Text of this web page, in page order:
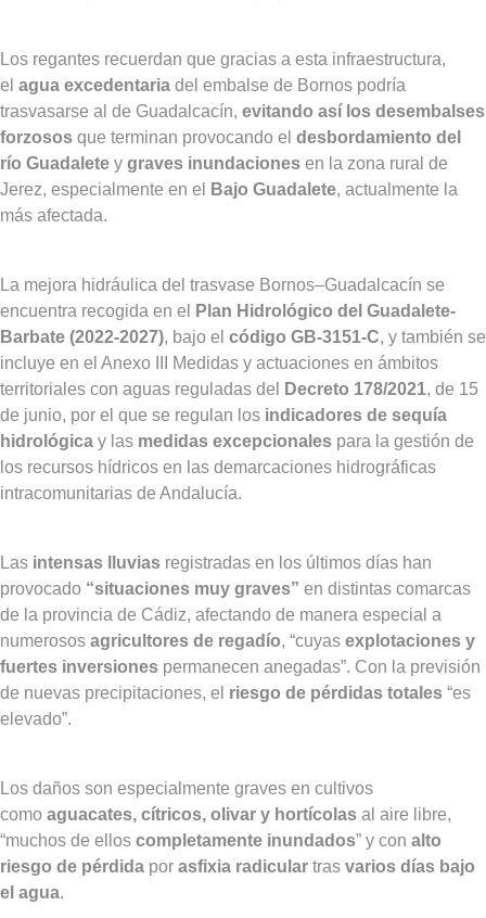
Los regantes recuerdan que gracias a esta infraestructura,
el agua excedentaria del embalse de Bornos podría
trasvasarse al de Guadalcacín, evitando así los desembalses
forzosos que terminan provocando el desbordamiento del
río Guadalete y graves inundaciones en la zona rural de
Jerez, especialmente en el
Bajo Guadalete, actualmente la
más afectada.
La mejora hidráulica del trasvase Bornos–Guadalcacín se
encuentra recogida en el
Plan Hidrológico del Guadalete-
Barbate (2022-2027), bajo el código GB-3151-C, y también se
incluye en el Anexo III Medidas y actuaciones en ámbitos
territoriales con aguas reguladas del
Decreto 178/2021, de 15
de junio, por el que se regulan los indicadores de sequía
hidrológica y las medidas excepcionales para la gestión de
los recursos hídricos en las demarcaciones hidrográficas
intracomunitarias de Andalucía.
Las intensas lluvias registradas en los últimos días han
provocado “situaciones muy graves” en distintas comarcas
de la provincia de Cádiz, afectando de manera especial a
numerosos agricultores de regadío, “cuyas explotaciones y
fuertes inversiones permanecen anegadas”. Con la previsión
de nuevas precipitaciones, el riesgo de pérdidas totales “es
elevado”.
Los daños son especialmente graves en cultivos
como aguacates, cítricos, olivar y hortícolas al aire libre,
“muchos de ellos completamente inundados” y con alto
riesgo de pérdida por asfixia radicular tras varios días bajo
el agua.